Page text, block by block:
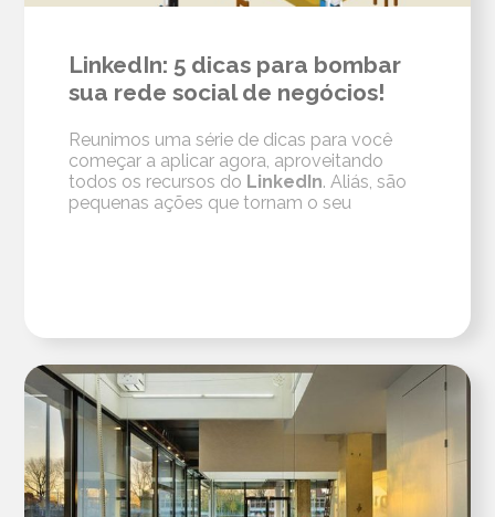
LinkedIn: 5 dicas para bombar
sua rede social de negócios!
Reunimos uma série de dicas para você
começar a aplicar agora, aproveitando
todos os recursos do LinkedIn. Aliás, são
pequenas ações que tornam o seu